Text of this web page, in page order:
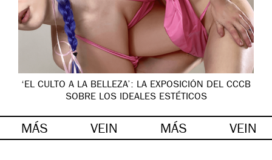
‘EL CULTO A LA BELLEZA’: LA EXPOSICIÓN DEL CCCB
SOBRE LOS IDEALES ESTÉTICOS
MÁS VEIN MÁS VEIN